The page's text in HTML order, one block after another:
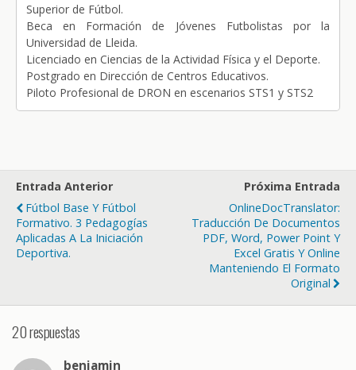
Superior de Fútbol.
Beca en Formación de Jóvenes Futbolistas por la
Universidad de Lleida.
Licenciado en Ciencias de la Actividad Física y el Deporte.
Postgrado en Dirección de Centros Educativos.
Piloto Profesional de DRON en escenarios STS1 y STS2
Entrada Anterior
Fútbol Base Y Fútbol
Formativo. 3 Pedagogías
Aplicadas A La Iniciación
Deportiva.
Próxima Entrada
OnlineDocTranslator:
Traducción De Documentos
PDF, Word, Power Point Y
Excel Gratis Y Online
Manteniendo El Formato
Original
20 respuestas
benjamin